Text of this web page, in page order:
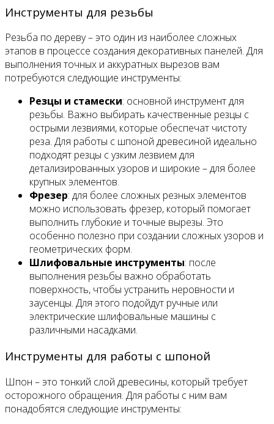
Инструменты для резьбы
Резьба по дереву – это один из наиболее сложных
этапов в процессе создания декоративных панелей. Для
выполнения точных и аккуратных вырезов вам
потребуются следующие инструменты:
Резцы и стамески: основной инструмент для
резьбы. Важно выбирать качественные резцы с
острыми лезвиями, которые обеспечат чистоту
реза. Для работы с шпоной древесиной идеально
подходят резцы с узким лезвием для
детализированных узоров и широкие – для более
крупных элементов.
Фрезер: для более сложных резных элементов
можно использовать фрезер, который помогает
выполнить глубокие и точные вырезы. Это
особенно полезно при создании сложных узоров и
геометрических форм.
Шлифовальные инструменты: после
выполнения резьбы важно обработать
поверхность, чтобы устранить неровности и
заусенцы. Для этого подойдут ручные или
электрические шлифовальные машины с
различными насадками.
Инструменты для работы с шпоной
Шпон – это тонкий слой древесины, который требует
осторожного обращения. Для работы с ним вам
понадобятся следующие инструменты: